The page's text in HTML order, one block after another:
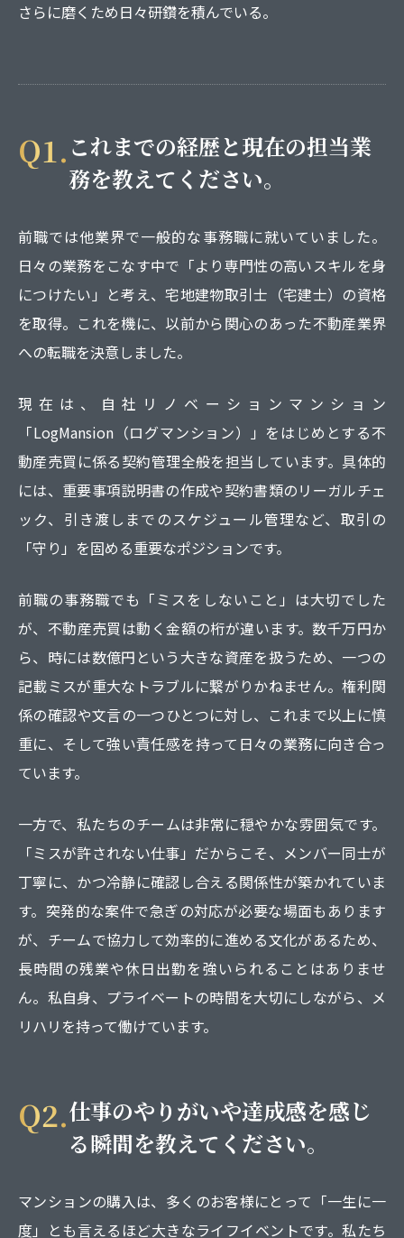
さらに磨くため日々研鑽を積んでいる。
Q1. これまでの経歴と現在の担当業
務を教えてください。
前職では他業界で一般的な事務職に就いていました。
日々の業務をこなす中で「より専門性の高いスキルを身
につけたい」と考え、宅地建物取引士（宅建士）の資格
を取得。これを機に、以前から関心のあった不動産業界
への転職を決意しました。
現在は、自社リノベーションマンション
「LogMansion（ログマンション）」をはじめとする不
動産売買に係る契約管理全般を担当しています。具体的
には、重要事項説明書の作成や契約書類のリーガルチェ
ック、引き渡しまでのスケジュール管理など、取引の
「守り」を固める重要なポジションです。
前職の事務職でも「ミスをしないこと」は大切でした
が、不動産売買は動く金額の桁が違います。数千万円か
ら、時には数億円という大きな資産を扱うため、一つの
記載ミスが重大なトラブルに繋がりかねません。権利関
係の確認や文言の一つひとつに対し、これまで以上に慎
重に、そして強い責任感を持って日々の業務に向き合っ
ています。
一方で、私たちのチームは非常に穏やかな雰囲気です。
「ミスが許されない仕事」だからこそ、メンバー同士が
丁寧に、かつ冷静に確認し合える関係性が築かれていま
す。突発的な案件で急ぎの対応が必要な場面もあります
が、チームで協力して効率的に進める文化があるため、
長時間の残業や休日出勤を強いられることはありませ
ん。私自身、プライベートの時間を大切にしながら、メ
リハリを持って働けています。
Q2.仕事のやりがいや達成感を感じ
る瞬間を教えてください。
マンションの購入は、多くのお客様にとって「一生に一
度」とも言えるほど大きなライフイベントです。私たち